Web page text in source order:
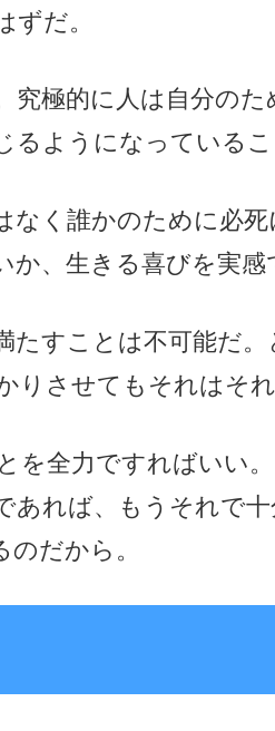
ずだ。
究極的に人は自分の
ようになっているこ
なく誰かのために必
、生きる喜びを実感
たすことは不可能だ
りさせてもそれはそ
を全力ですればいい
あれば、もうそれで
だから。